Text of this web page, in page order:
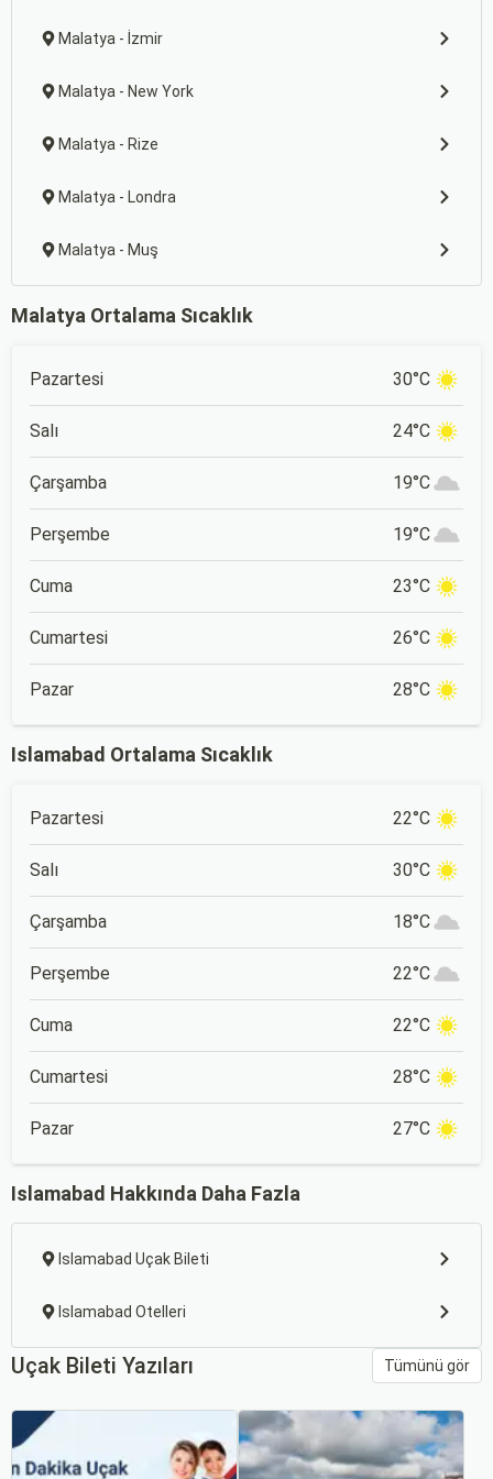
Malatya - İzmir
Malatya - New York
Malatya - Rize
Malatya - Londra
Malatya - Muş
Malatya Ortalama Sıcaklık
Pazartesi 30°C
Salı 24°C
Çarşamba 19°C
Perşembe 19°C
Cuma 23°C
Cumartesi 26°C
Pazar 28°C
Islamabad Ortalama Sıcaklık
Pazartesi 22°C
Salı 30°C
Çarşamba 18°C
Perşembe 22°C
Cuma 22°C
Cumartesi 28°C
Pazar 27°C
Islamabad Hakkında Daha Fazla
Islamabad Uçak Bileti
Islamabad Otelleri
Uçak Bileti Yazıları Tümünü gör